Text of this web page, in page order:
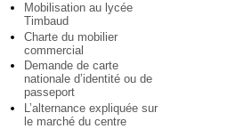
Mobilisation au lycée
Timbaud
Charte du mobilier
commercial
Demande de carte
nationale d’identité ou de
passeport
L’alternance expliquée sur
le marché du centre